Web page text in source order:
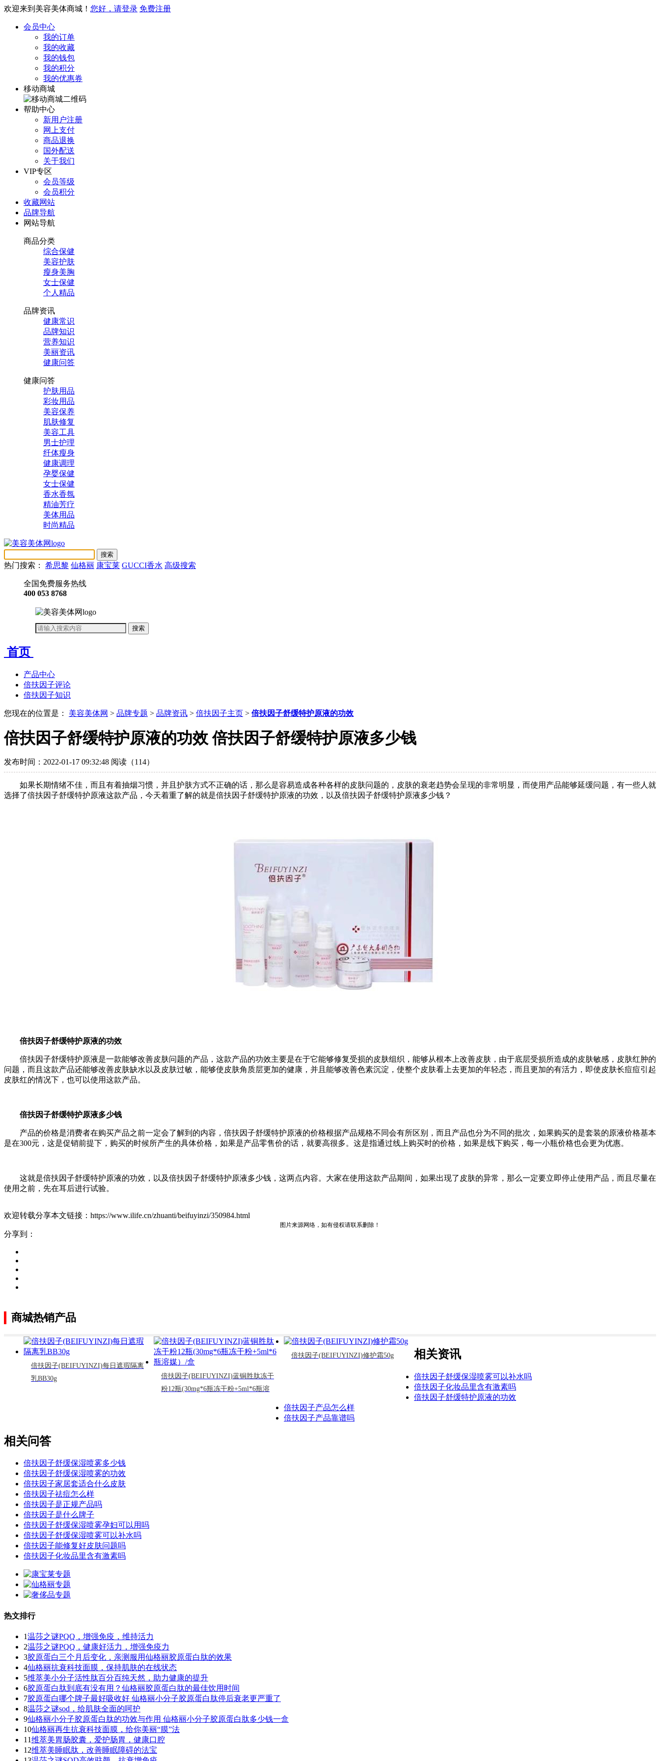
欢迎来到美容美体商城！ 您好，请登录 免费注册
会员中心
我的订单
我的收藏
我的钱包
我的积分
我的优惠券
移动商城
帮助中心
新用户注册
网上支付
商品退换
国外配送
关于我们
VIP专区
会员等级
会员积分
收藏网站
品牌导航
网站导航
商品分类
综合保健
美容护肤
瘦身美胸
女士保健
个人精品
品牌资讯
健康常识
品牌知识
营养知识
美丽资讯
健康问答
健康问答
护肤用品
彩妆用品
美容保养
肌肤修复
美容工具
男士护理
纤体瘦身
健康调理
孕婴保健
女士保健
香水香氛
精油芳疗
美体用品
时尚精品
热门搜索： 希思黎 仙格丽 康宝莱 GUCCI香水 高级搜索
全国免费服务热线
400 053 8768
首页
产品中心
倍扶因子评论
倍扶因子知识
您现在的位置是： 美容美体网 > 品牌专题 > 品牌资讯 > 倍扶因子主页 > 倍扶因子舒缓特护原液的功效
倍扶因子舒缓特护原液的功效 倍扶因子舒缓特护原液多少钱
发布时间：2022-01-17 09:32:48 阅读（114）
如果长期情绪不佳，而且有着抽烟习惯，并且护肤方式不正确的话，那么是容易造成各种各样的皮肤问题的，皮肤的衰老趋势会呈现的非常明显，而使用产品能够延缓问题，有一些人就
选择了倍扶因子舒缓特护原液这款产品，今天着重了解的就是倍扶因子舒缓特护原液的功效，以及倍扶因子舒缓特护原液多少钱？
倍扶因子舒缓特护原液的功效
倍扶因子舒缓特护原液是一款能够改善皮肤问题的产品，这款产品的功效主要是在于它能够修复受损的皮肤组织，能够从根本上改善皮肤，由于底层受损所造成的皮肤敏感，皮肤红肿的
问题，而且这款产品还能够改善皮肤缺水以及皮肤过敏，能够使皮肤角质层更加的健康，并且能够改善色素沉淀，使整个皮肤看上去更加的年轻态，而且更加的有活力，即使皮肤长痘痘引起
皮肤红的情况下，也可以使用这款产品。
倍扶因子舒缓特护原液多少钱
产品的价格是消费者在购买产品之前一定会了解到的内容，倍扶因子舒缓特护原液的价格根据产品规格不同会有所区别，而且产品也分为不同的批次，如果购买的是套装的原液价格基本
是在300元，这是促销前提下，购买的时候所产生的具体价格，如果是产品零售价的话，就要高很多。这是指通过线上购买时的价格，如果是线下购买，每一小瓶价格也会更为优惠。
这就是倍扶因子舒缓特护原液的功效，以及倍扶因子舒缓特护原液多少钱，这两点内容。大家在使用这款产品期间，如果出现了皮肤的异常，那么一定要立即停止使用产品，而且尽量在
使用之前，先在耳后进行试验。
欢迎转载分享本文链接：https://www.ilife.cn/zhuanti/beifuyinzi/350984.html
图片来源网络，如有侵权请联系删除！
分享到：
商城热销产品
倍扶因子(BEIFUYINZI)每日遮瑕隔离
乳BB30g
倍扶因子(BEIFUYINZI)蓝铜胜肽冻干
粉12瓶(30mg*6瓶冻干粉+5ml*6瓶溶
倍扶因子(BEIFUYINZI)修护霜50g 相关资讯
倍扶因子舒缓保湿喷雾可以补水吗
倍扶因子化妆品里含有激素吗
倍扶因子舒缓特护原液的功效
倍扶因子产品怎么样
倍扶因子产品靠谱吗
相关问答
倍扶因子舒缓保湿喷雾多少钱
倍扶因子舒缓保湿喷雾的功效
倍扶因子家居套适合什么皮肤
倍扶因子祛痘怎么样
倍扶因子是正规产品吗
倍扶因子是什么牌子
倍扶因子舒缓保湿喷雾孕妇可以用吗
倍扶因子舒缓保湿喷雾可以补水吗
倍扶因子能修复好皮肤问题吗
倍扶因子化妆品里含有激素吗
热文排行
1温莎之谜PQQ，增强免疫，维持活力
2温莎之谜PQQ，健康好活力，增强免疫力
3胶原蛋白三个月后变化，亲测服用仙格丽胶原蛋白肽的效果
4仙格丽抗衰科技面膜，保持肌肤的在线状态
5维萃美小分子活性肽百分百纯天然，助力健康的提升
6胶原蛋白肽到底有没有用？仙格丽胶原蛋白肽的最佳饮用时间
7胶原蛋白哪个牌子最好吸收好 仙格丽小分子胶原蛋白肽停后衰老更严重了
8温莎之谜sod，给肌肤全面的呵护
9仙格丽小分子胶原蛋白肽的功效与作用 仙格丽小分子胶原蛋白肽多少钱一盒
10仙格丽再生抗衰科技面膜，给你美丽“膜”法
11维萃美胃肠胶囊，爱护肠胃，健康口腔
12维萃美睡眠肽，改善睡眠障碍的法宝